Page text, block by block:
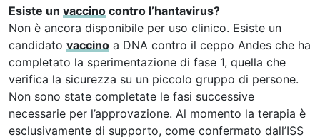
Esiste un vaccino contro l’hantavirus?
Non è ancora disponibile per uso clinico. Esiste un
candidato vaccino a DNA contro il ceppo Andes che ha
completato la sperimentazione di fase 1, quella che
verifica la sicurezza su un piccolo gruppo di persone.
Non sono state completate le fasi successive
necessarie per l’approvazione. Al momento la terapia è
esclusivamente di supporto, come confermato dall’ISS